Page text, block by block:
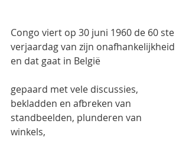
Congo viert op 30 juni 1960 de 60 ste
verjaardag van zijn onafhankelijkheid
en dat gaat in België
gepaard met vele discussies,
bekladden en afbreken van
standbeelden, plunderen van
winkels,